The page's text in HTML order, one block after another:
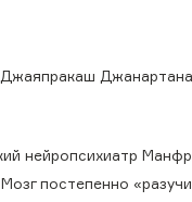
нейропсихиатр
постепенно